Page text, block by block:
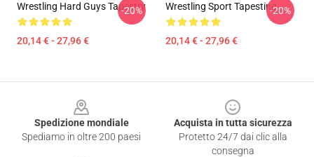
Wrestling Hard Guys Tapestry
20,14 € - 27,96 €
-20% Wrestling Sport Tapesting
20,14 € - 27,96 €
-20%
Spedizione mondiale
Spediamo in oltre 200 paesi
Acquista in tutta sicurezza
Protetto 24/7 dai clic alla
consegna